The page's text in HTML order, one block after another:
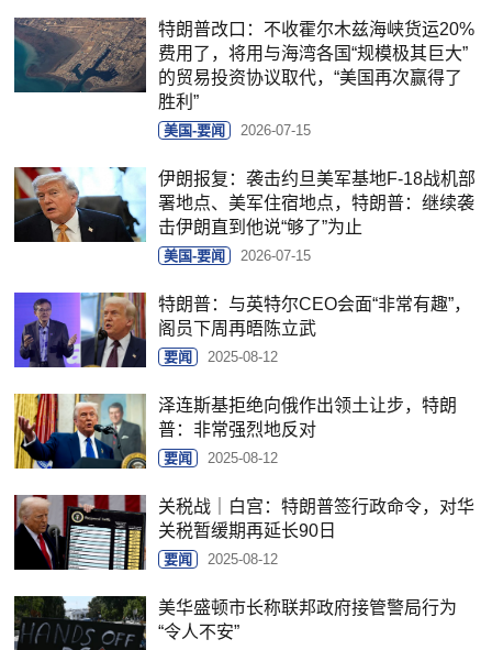
特朗普改口：不收霍尔木兹海峡货运20%
费用了，将用与海湾各国“规模极其巨大”
的贸易投资协议取代，“美国再次赢得了
胜利”
美国-要闻 2026-07-15
伊朗报复：袭击约旦美军基地F-18战机部
署地点、美军住宿地点，特朗普：继续袭
击伊朗直到他说“够了”为止
美国-要闻 2026-07-15
特朗普：与英特尔CEO会面“非常有趣”，
阁员下周再晤陈立武
要闻 2025-08-12
泽连斯基拒绝向俄作出领土让步，特朗
普：非常强烈地反对
要闻 2025-08-12
关税战｜白宫：特朗普签行政命令，对华
关税暂缓期再延长90日
要闻 2025-08-12
美华盛顿市长称联邦政府接管警局行为
“令人不安”